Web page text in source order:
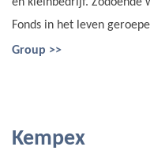
Fonds in het leven
Group >>
Kempex